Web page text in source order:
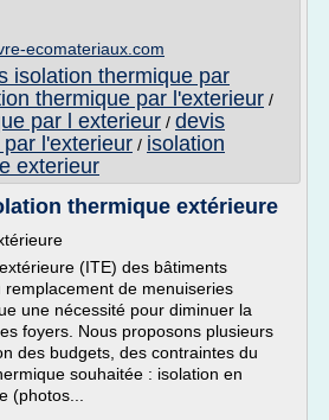
ecomateriaux.com
isolation thermique par
thermique par l'exterieur /
par l exterieur / devis
l'exterieur / isolation
exterieur
thermique extérieure
(ITE) des bâtiments
de menuiseries
une nécessité pour diminuer la
foyers. Nous proposons plusieurs
des budgets, des contraintes du
souhaitée : isolation en
(photos...